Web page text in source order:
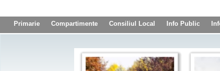
Primarie Compartimente Consiliul Local Info Public